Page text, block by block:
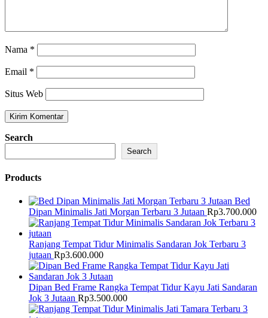
Nama *
Email *
Situs Web
Search
Search
Products
Bed
Dipan Minimalis Jati Morgan Terbaru 3 Jutaan Rp3.700.000
Ranjang Tempat Tidur Minimalis Sandaran Jok Terbaru 3
jutaan Rp3.600.000
Dipan Bed Frame Rangka Tempat Tidur Kayu Jati Sandaran
Jok 3 Jutaan Rp3.500.000